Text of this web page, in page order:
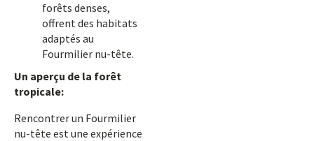
forêts denses,
offrent des habitats
adaptés au
Fourmilier nu-tête.
Un aperçu de la forêt
tropicale:
Rencontrer un Fourmilier
nu-tête est une expérience